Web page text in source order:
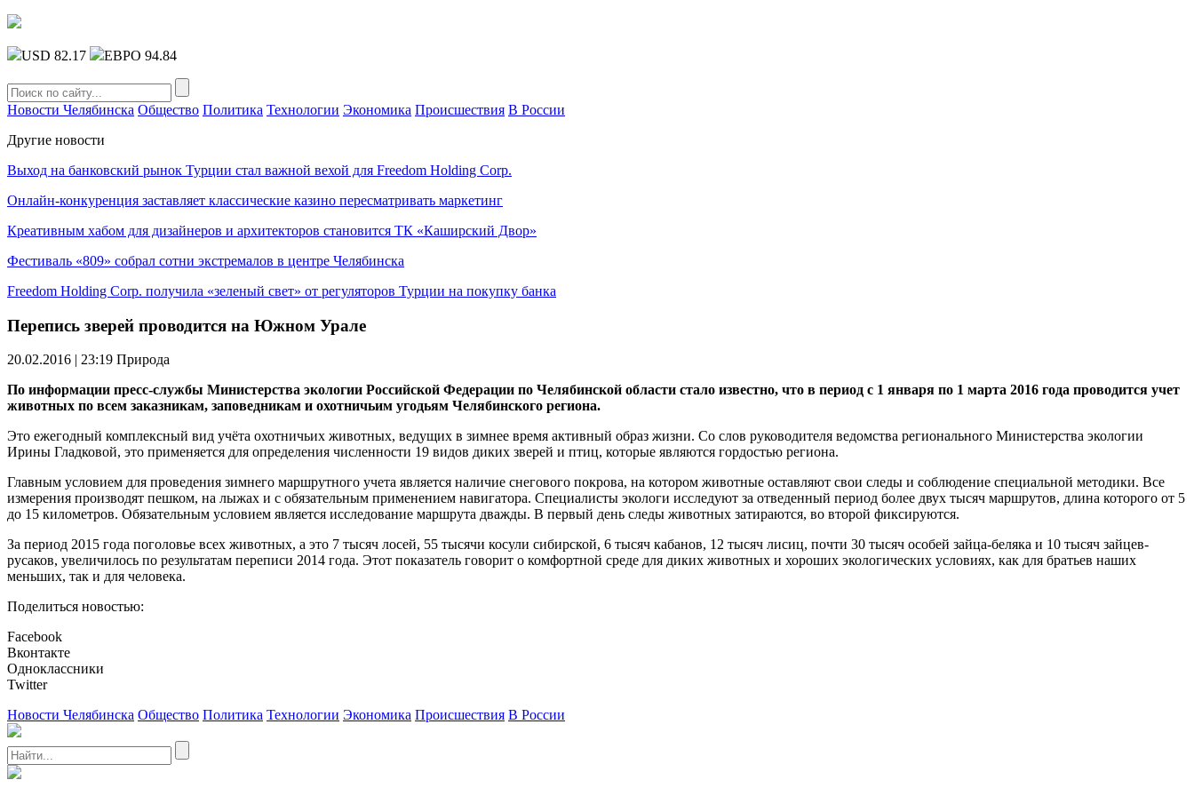
USD 82.17 ЕВРО 94.84
Новости Челябинска Общество Политика Технологии Экономика Происшествия В России
Другие новости
Выход на банковский рынок Турции стал важной вехой для Freedom Holding Corp.
Онлайн-конкуренция заставляет классические казино пересматривать маркетинг
Креативным хабом для дизайнеров и архитекторов становится ТК «Каширский Двор»
Фестиваль «809» собрал сотни экстремалов в центре Челябинска
Freedom Holding Corp. получила «зеленый свет» от регуляторов Турции на покупку банка
Перепись зверей проводится на Южном Урале
20.02.2016 | 23:19 Природа
По информации пресс-службы Министерства экологии Российской Федерации по Челябинской области стало известно, что в период с 1 января по 1 марта 2016 года проводится учет
животных по всем заказникам, заповедникам и охотничьим угодьям Челябинского региона.
Это ежегодный комплексный вид учёта охотничьих животных, ведущих в зимнее время активный образ жизни. Со слов руководителя ведомства регионального Министерства экологии
Ирины Гладковой, это применяется для определения численности 19 видов диких зверей и птиц, которые являются гордостью региона.
Главным условием для проведения зимнего маршрутного учета является наличие снегового покрова, на котором животные оставляют свои следы и соблюдение специальной методики. Все
измерения производят пешком, на лыжах и с обязательным применением навигатора. Специалисты экологи исследуют за отведенный период более двух тысяч маршрутов, длина которого от 5
до 15 километров. Обязательным условием является исследование маршрута дважды. В первый день следы животных затираются, во второй фиксируются.
За период 2015 года поголовье всех животных, а это 7 тысяч лосей, 55 тысячи косули сибирской, 6 тысяч кабанов, 12 тысяч лисиц, почти 30 тысяч особей зайца-беляка и 10 тысяч зайцев-
русаков, увеличилось по результатам переписи 2014 года. Этот показатель говорит о комфортной среде для диких животных и хороших экологических условиях, как для братьев наших
меньших, так и для человека.
Поделиться новостью:
Facebook
Вконтакте
Одноклассники
Twitter
Новости Челябинска Общество Политика Технологии Экономика Происшествия В России